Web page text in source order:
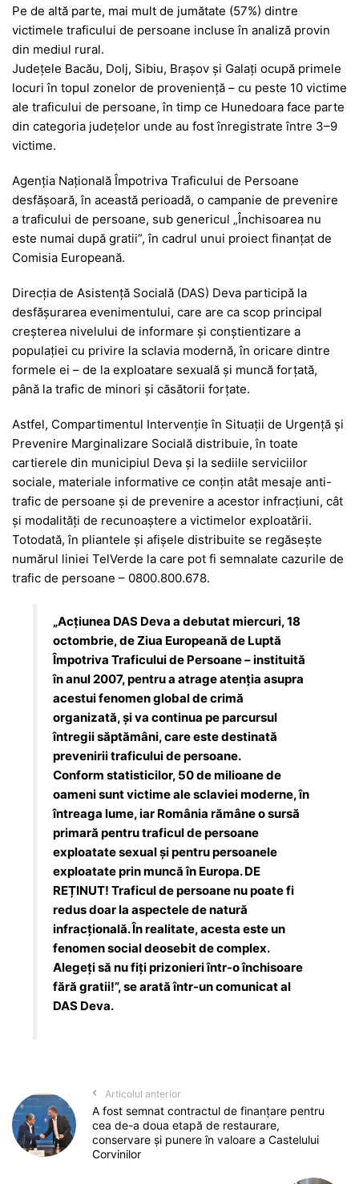
Pe de altă parte, mai mult de jumătate (57%) dintre
victimele traficului de persoane incluse în analiză provin
din mediul rural.
Județele Bacău, Dolj, Sibiu, Brașov și Galați ocupă primele
locuri în topul zonelor de proveniență – cu peste 10 victime
ale traficului de persoane, în timp ce Hunedoara face parte
din categoria județelor unde au fost înregistrate între 3–9
victime.
Agenția Națională Împotriva Traficului de Persoane
desfășoară, în această perioadă, o campanie de prevenire
a traficului de persoane, sub genericul „Închisoarea nu
este numai după gratii”, în cadrul unui proiect finanțat de
Comisia Europeană.
Direcția de Asistență Socială (DAS) Deva participă la
desfășurarea evenimentului, care are ca scop principal
creșterea nivelului de informare și conștientizare a
populației cu privire la sclavia modernă, în oricare dintre
formele ei – de la exploatare sexuală și muncă forțată,
până la trafic de minori și căsătorii forțate.
Astfel, Compartimentul Intervenție în Situații de Urgență și
Prevenire Marginalizare Socială distribuie, în toate
cartierele din municipiul Deva și la sediile serviciilor
sociale, materiale informative ce conțin atât mesaje anti-
trafic de persoane și de prevenire a acestor infracțiuni, cât
și modalități de recunoaștere a victimelor exploatării.
Totodată, în pliantele și afișele distribuite se regăsește
numărul liniei TelVerde la care pot fi semnalate cazurile de
trafic de persoane – 0800.800.678.
„Acțiunea DAS Deva a debutat miercuri, 18
octombrie, de Ziua Europeană de Luptă
Împotriva Traficului de Persoane – instituită
în anul 2007, pentru a atrage atenția asupra
acestui fenomen global de crimă
organizată, și va continua pe parcursul
întregii săptămâni, care este destinată
prevenirii traficului de persoane.
Conform statisticilor, 50 de milioane de
oameni sunt victime ale sclaviei moderne, în
întreaga lume, iar România rămâne o sursă
primară pentru traficul de persoane
exploatate sexual și pentru persoanele
exploatate prin muncă în Europa. DE
REȚINUT! Traficul de persoane nu poate fi
redus doar la aspectele de natură
infracțională. În realitate, acesta este un
fenomen social deosebit de complex.
Alegeți să nu fiți prizonieri într-o închisoare
fără gratii!”, se arată într-un comunicat al
DAS Deva.
Articolul anterior
A fost semnat contractul de finanţare pentru
cea de-a doua etapă de restaurare,
conservare şi punere în valoare a Castelului
Corvinilor